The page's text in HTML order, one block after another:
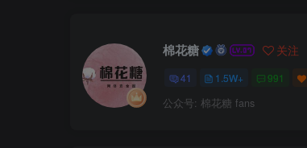
棉花糖 关注
41 1.5W+ 991
公众号: 棉花糖 fans